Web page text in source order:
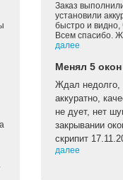
Заказ
установили
быстро и видно,
Всем спасибо.
далее
Менял 5 окон
Ждал недолго,
аккуратно,
не дует, нет
закрывании
скрипит
далее